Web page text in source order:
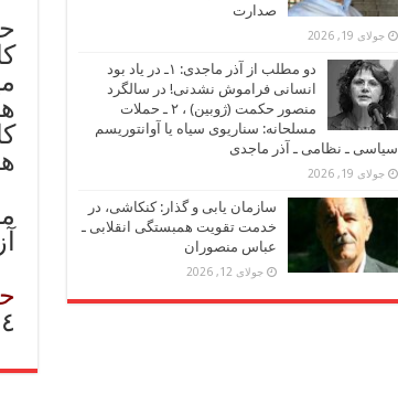
١٤ اسفند
صدارت
جولای 19, 2026
دو مطلب از آذر ماجدی: ۱ـ در یاد بود
انسانی فراموش نشدنی! در سالگرد
منصور حکمت (ژوبین) ، ۲ ـ حملات
مسلحانه: سناریوی سیاه یا آوانتوریسم
سیاسی ـ نظامی ـ آذر ماجدی
جولای 19, 2026
سازمان یابی و گذار: کنکاشی، در
خدمت تقویت همبستگی انقلابی ـ
عباس منصوران
جولای 12, 2026